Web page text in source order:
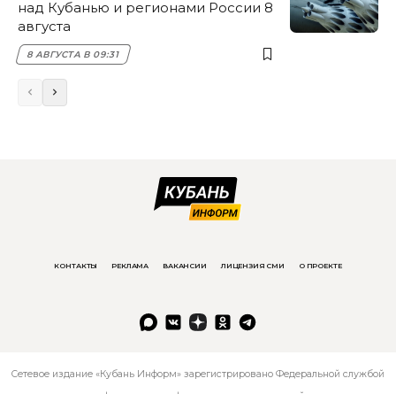
над Кубанью и регионами России 8
августа
8 АВГУСТА В 09:31
КОНТАКТЫ РЕКЛАМА ВАКАНСИИ ЛИЦЕНЗИЯ СМИ О ПРОЕКТЕ
Сетевое издание «Кубань Информ» зарегистрировано Федеральной службой